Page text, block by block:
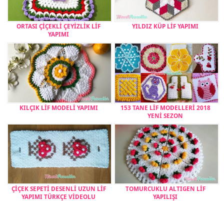
ORTASI ÇİÇEKLİ ÇEYİZLİK LİF
YAPIMI
YILDIZ KÜP LİF YAPIMI
KILÇIK LİF MODELİ YAPIMI
153 TANE LİF MODELLERİ 2018
YENİ SEZON
ÇİÇEK SEPETİ DESENLİ UZUN LİF
YAPIMI TÜRKÇE VİDEOLU
TOMURCUKLU ALTIGEN LİF
YAPILIŞI